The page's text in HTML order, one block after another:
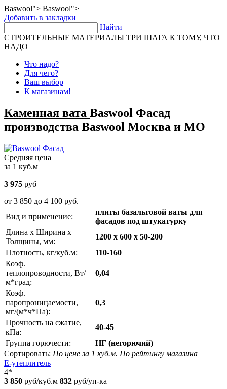
Baswool"> Baswool">
Добавить в закладки
Найти
СТРОИТЕЛЬНЫЕ МАТЕРИАЛЫ ТРИ ШАГА К ТОМУ, ЧТО
НАДО
Что надо?
Для чего?
Ваш выбор
К магазинам!
Каменная вата Baswool Фасад
производства Baswool Москва и МО
Средняя цена
за 1 куб.м
3 975 руб
от 3 850 до 4 100 руб.
Вид и применение:
плиты базальтовой ваты для
фасадов под штукатурку
Длина х Ширина х
Толщины, мм:
1200 х 600 х 50-200
Плотность, кг/куб.м:
110-160
Коэф.
теплопроводности, Вт/
м*град:
0,04
Коэф.
паропроницаемости,
мг/(м*ч*Па):
0,3
Прочность на сжатие,
кПа:
40-45
Группа горючести:
НГ (негорючий)
Сортировать: По цене за 1 куб.м. По рейтингу магазина
Е-утеплитель
4*
3 850 руб/куб.м 832 руб/уп-ка